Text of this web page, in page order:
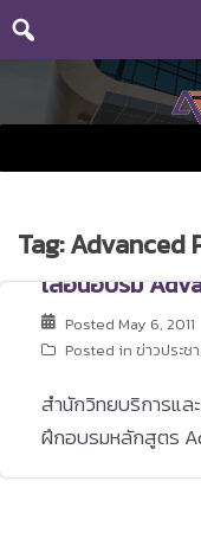
Skip
Tag:Advanced
เลื่อนอบรม
Posted May 6, 2011
Posted in ข่าวประช
สำนักวิทยบริการแล
ฝึกอบรมหลักสูตร